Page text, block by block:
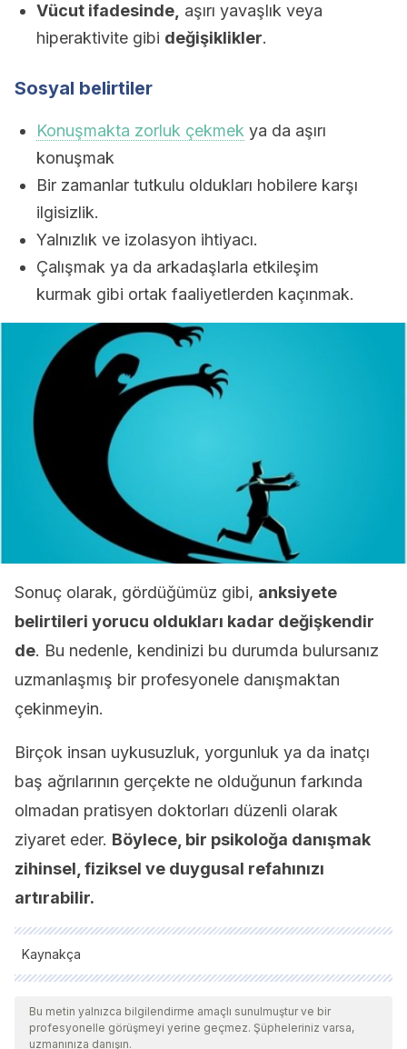
Vücut ifadesinde, aşırı yavaşlık veya
hiperaktivite gibi değişiklikler.
Sosyal belirtiler
Konuşmakta zorluk çekmek ya da aşırı
konuşmak
Bir zamanlar tutkulu oldukları hobilere karşı
ilgisizlik.
Yalnızlık ve izolasyon ihtiyacı.
Çalışmak ya da arkadaşlarla etkileşim
kurmak gibi ortak faaliyetlerden kaçınmak.
Sonuç olarak, gördüğümüz gibi, anksiyete
belirtileri yorucu oldukları kadar değişkendir
de. Bu nedenle, kendinizi bu durumda bulursanız
uzmanlaşmış bir profesyonele danışmaktan
çekinmeyin.
Birçok insan uykusuzluk, yorgunluk ya da inatçı
baş ağrılarının gerçekte ne olduğunun farkında
olmadan pratisyen doktorları düzenli olarak
ziyaret eder. Böylece, bir psikoloğa danışmak
zihinsel, fiziksel ve duygusal refahınızı
artırabilir.
Kaynakça
Tüm alıntı yapılan kaynaklar, kalitelerini, güvenilirliklerini,
güncelliklerini ve geçerliliklerini sağlamak için ekibimiz
tarafından derinlemesine incelendi. Bu makalenin bibliyografisi
Bu metin yalnızca bilgilendirme amaçlı sunulmuştur ve bir
profesyonelle görüşmeyi yerine geçmez. Şüpheleriniz varsa,
uzmanınıza danışın.